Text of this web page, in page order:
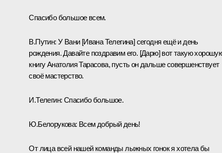
Спасибо большое всем.
В.Путин: У Вани [Ивана Телегина] сегодня ещё и день
рождения. Давайте поздравим его. [Дарю] вот такую
книгу Анатолия Тарасова, пусть он дальше совершенствует
своё мастерство.
И.Телегин: Спасибо большое.
Ю.Белорукова: Всем добрый день!
От лица всей нашей команды лыжных гонок я хотела бы